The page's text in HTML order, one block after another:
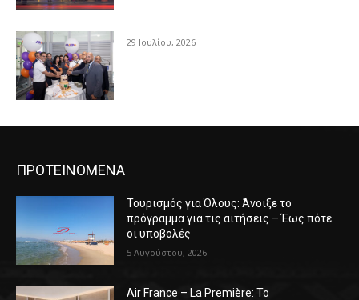
29 Ιουλίου, 2026
ΠΡΟΤΕΙΝΟΜΕΝΑ
Τουρισμός για Όλους: Άνοιξε το
πρόγραμμα για τις αιτήσεις – Έως πότε
οι υποβολές
5 Αυγούστου, 2026
Air France – La Première: Το